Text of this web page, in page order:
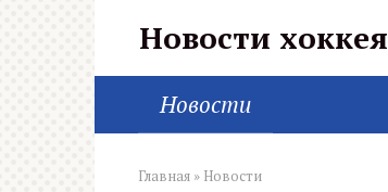
Новости хоккея
Новости
Главная » Новости